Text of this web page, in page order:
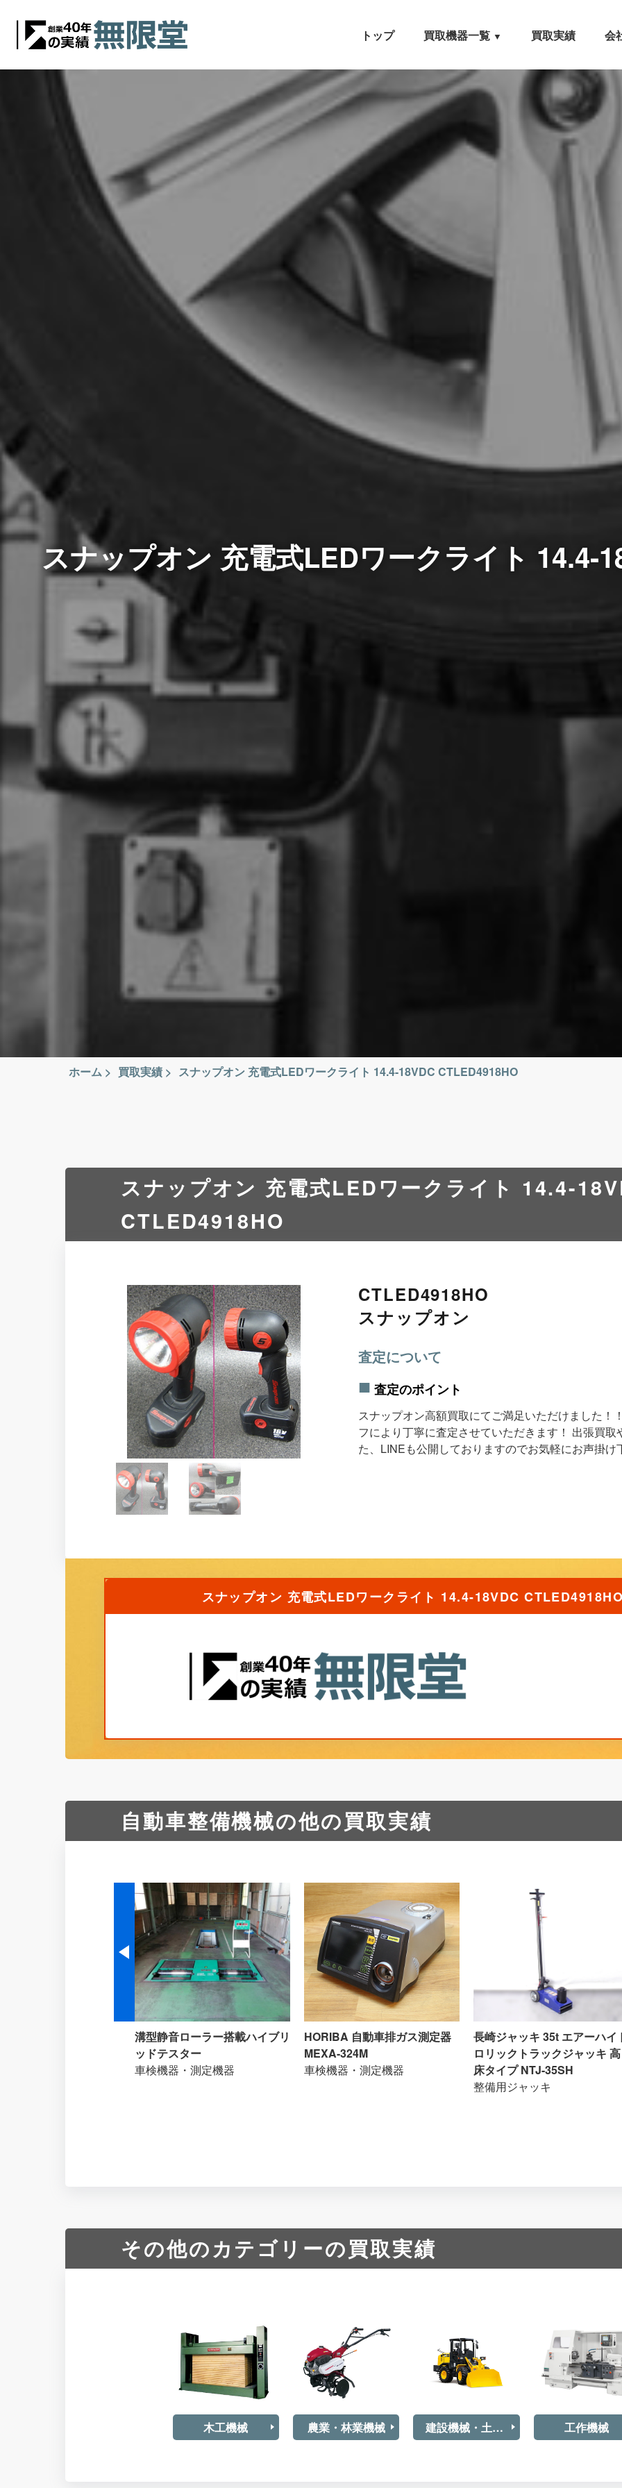
トップ 買取機器一覧 ▼
自動車設備機械
工作機械
農業・林業機械
建設機械・土木機械
買取実績 会
スナップオン 充電式LEDワークライト 14.4-
ホーム > 買取実績 > スナップオン 充電式LEDワークライト 14.4-18VDC CTLED4918HO
スナップオン 充電式LEDワークライト 14.4-
CTLED4918HO
CTLED4918HO
スナップオン
査定について
査定のポイント
スナップオン高額買取にてご満足いただけました！
フにより丁寧に査定させていただきます！ 出張買
た、LINEも公開しておりますのでお気軽にお声掛け
スナップオン 充電式LEDワークライト 14.4-18VDC
自動車整備機械の他の買取実績
溝型静音ローラー搭載ハイブリ
ッドテスター
車検機器・測定機器
HORIBA 自動車排ガス測定器
MEXA-324M
車検機器・測定機器
長崎ジャッキ 35t エアーハイ
ロリックトラックジャッキ 高
床タイプ NTJ-35SH
整備用ジャッキ
その他のカテゴリーの買取実績
木工機械 農業・林業機械 建設機械・土木重機 工作機械